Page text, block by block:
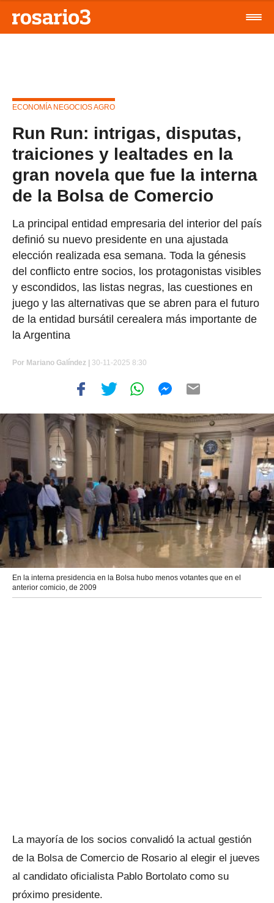
ECONOMÍA NEGOCIOS AGRO
Run Run: intrigas, disputas,
traiciones y lealtades en la
gran novela que fue la interna
de la Bolsa de Comercio
La principal entidad empresaria del interior del país
definió su nuevo presidente en una ajustada
elección realizada esa semana. Toda la génesis
del conflicto entre socios, los protagonistas visibles
y escondidos, las listas negras, las cuestiones en
juego y las alternativas que se abren para el futuro
de la entidad bursátil cerealera más importante de
la Argentina
Por Mariano Galíndez 30-11-2025 8:30
En la interna presidencia en la Bolsa hubo menos votantes que en el
anterior comicio, de 2009
La mayoría de los socios convalidó la actual gestión
de la Bolsa de Comercio de Rosario al elegir el jueves
al candidato oficialista Pablo Bortolato como su
próximo presidente.